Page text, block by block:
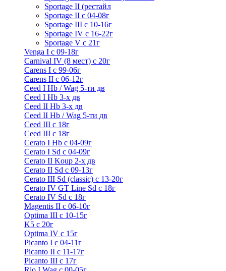
Sportage II (рестайл
Sportage II c 04-08г
Sportage III c 10-16г
Sportage IV с 16-22г
Sportage V с 21г
Venga I c 09-18г
Carnival IV (8 мест) с 20г
Carens I c 99-06г
Carens II c 06-12г
Ceed I Hb / Wag 5-ти дв
Ceed I Hb 3-х дв
Ceed II Hb 3-х дв
Ceed II Hb / Wag 5-ти дв
Ceed III с 18г
Ceed III с 18г
Cerato I Hb с 04-09г
Cerato I Sd с 04-09г
Cerato II Koup 2-х дв
Cerato II Sd c 09-13г
Cerato III Sd (classic) с 13-20г
Cerato IV GT Line Sd с 18г
Cerato IV Sd с 18г
Magentis II с 06-10г
Optima III с 10-15г
K5 с 20г
Optima IV с 15г
Picanto I с 04-11г
Picanto II c 11-17г
Picanto III c 17г